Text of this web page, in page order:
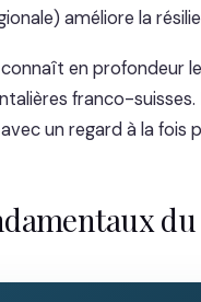
améliore la
connaît en profondeur
franco-
un regard à la fois
du